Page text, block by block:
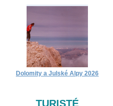
Dolomity a Julské Alpy 2026
TURISTÉ